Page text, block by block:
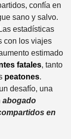
confía en
sano y salvo.
estadísticas
con los viajes
estimado
fatales, tanto
peatones.
desafío, una
abogado
en